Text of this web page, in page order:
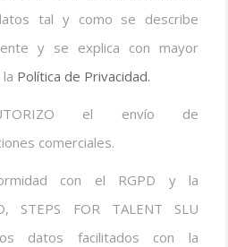
tal y como se describe
y se explica con mayor
Política de Privacidad.
el envío de
comerciales.
con el RGPD y la
STEPS FOR TALENT SLU
datos facilitados con la